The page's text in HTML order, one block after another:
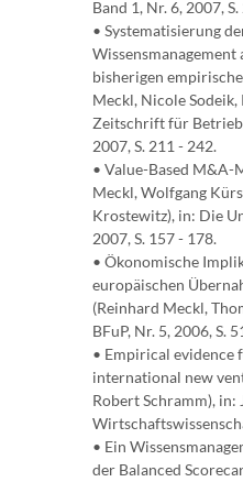
Band 1, Nr. 6, 2007,
• Systematisierung
Wissensmanagement
bisherigen
Meckl, Nicole Sodeik,
Zeitschrift für
2007, S. 211 - 242.
• Value-Based M&A-
Meckl, Wolfgang
Krostewitz), in: Die
2007, S. 157 - 178.
• Ökonomische
europäischen
(Reinhard Meckl,
BFuP, Nr. 5, 2006, S.
• Empirical evidence
international new
Robert Schramm), in:
• Ein
der Balanced